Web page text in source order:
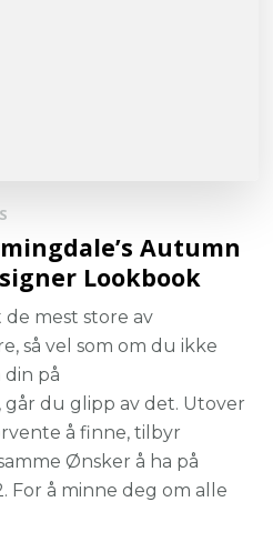
Autumn
Lookbook
de mest store av
så vel som om du ikke
på
du glipp av det. Utover
å finne, tilbyr
Ønsker å ha på
For å minne deg om alle